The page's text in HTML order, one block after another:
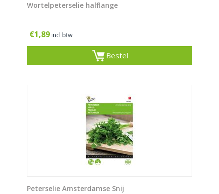
Wortelpeterselie halflange
€1,89 incl btw
Bestel
Peterselie Amsterdamse Snij